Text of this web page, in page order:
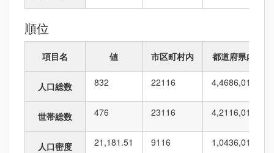
順位
項目名 値 市区町村内 都道府県内
人口総数 832 22116 4,4686,010
世帯総数 476 23116 4,2116,010
人口密度 21,181.51 9116 1,0436,010